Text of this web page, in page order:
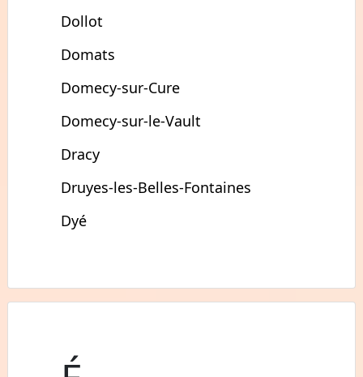
Dollot
Domats
Domecy-sur-Cure
Domecy-sur-le-Vault
Dracy
Druyes-les-Belles-Fontaines
Dyé